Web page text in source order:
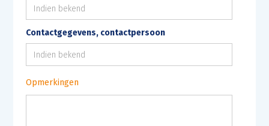
Contactgegevens, contactpersoon
Opmerkingen